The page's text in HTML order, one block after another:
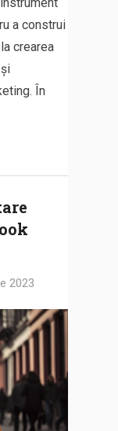
a construi
crearea
În
2023